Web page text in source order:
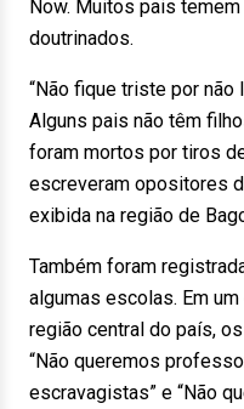
Now. Muitos pais
doutrinados.
“Não fique triste por
Alguns pais não têm
foram mortos por tiros
escreveram opositores
exibida na região de
Também foram
algumas escolas. Em
região central do país,
“Não queremos
escravagistas” e “Não